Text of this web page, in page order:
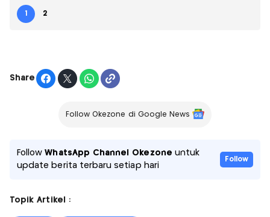
1 2
Share
Follow Okezone di Google News
FollowWhatsApp Channel Okezone untuk
update berita terbaru setiap hari
Follow
Topik Artikel :